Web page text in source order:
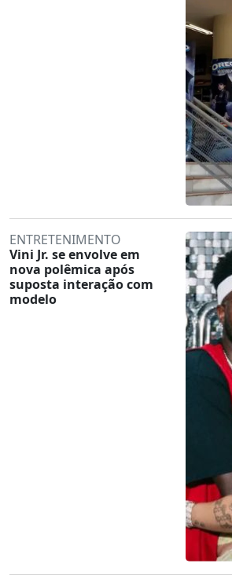
ENTRETENIMENTO
Vini Jr. se envolve em
nova polêmica após
suposta interação com
modelo